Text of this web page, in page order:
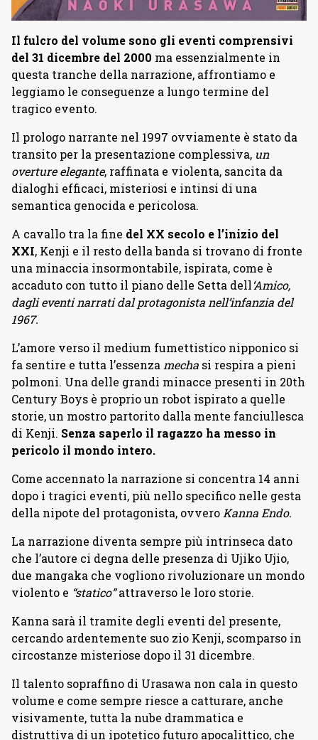
Il fulcro del volume sono gli eventi comprensivi
del 31 dicembre del 2000 ma essenzialmente in
questa tranche della narrazione, affrontiamo e
leggiamo le conseguenze a lungo termine del
tragico evento.
Il prologo narrante nel 1997 ovviamente è stato da
transito per la presentazione complessiva, un
overture elegante, raffinata e violenta, sancita da
dialoghi efficaci, misteriosi e intinsi di una
semantica genocida e pericolosa.
A cavallo tra la fine del XX secolo e l’inizio del
XXI, Kenji e il resto della banda si trovano di fronte
una minaccia insormontabile, ispirata, come è
accaduto con tutto il piano delle Setta dell‘Amico,
dagli eventi narrati dal protagonista nell’infanzia del
1967.
L’amore verso il medium fumettistico nipponico si
fa sentire e tutta l’essenza mecha si respira a pieni
polmoni. Una delle grandi minacce presenti in 20th
Century Boys è proprio un robot ispirato a quelle
storie, un mostro partorito dalla mente fanciullesca
di Kenji. Senza saperlo il ragazzo ha messo in
pericolo il mondo intero.
Come accennato la narrazione si concentra 14 anni
dopo i tragici eventi, più nello specifico nelle gesta
della nipote del protagonista, ovvero Kanna Endo.
La narrazione diventa sempre più intrinseca dato
che l’autore ci degna delle presenza di Ujiko Ujio,
due mangaka che vogliono rivoluzionare un mondo
violento e “statico”attraverso le loro storie.
Kanna sarà il tramite degli eventi del presente,
cercando ardentemente suo zio Kenji, scomparso in
circostanze misteriose dopo il 31 dicembre.
Il talento sopraffino di Urasawa non cala in questo
volume e come sempre riesce a catturare, anche
visivamente, tutta la nube drammatica e
distruttiva di un ipotetico futuro apocalittico, che